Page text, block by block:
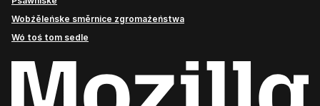
Wobźěleńske směrnice zgromaźeństwa
Wó toś tom sedle